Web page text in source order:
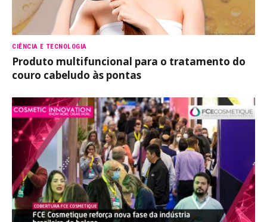
CIÊNCIA E TECNOLOGIA
Produto multifuncional para o tratamento do
couro cabeludo às pontas